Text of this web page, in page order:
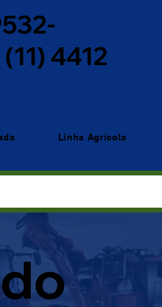
4412
Linha Agrícola